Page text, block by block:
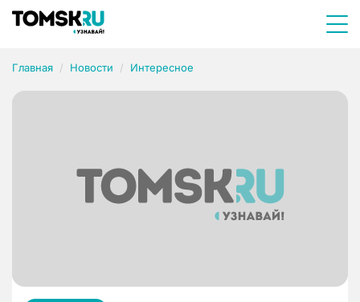
Главная Новости Интересное